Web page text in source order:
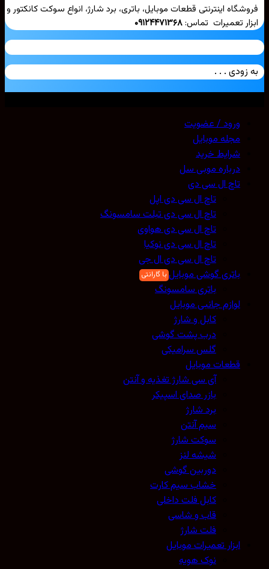
اینترنتی قطعات موبایل، باتری، برد شارژ، انواع سوکت کانکتور و
تعمیرات تماس:۰۹۱۲۴۴۷۱۳۶۸
زودی . . .
ورود / عضویت
مجله موبایل
شرایط خرید
درباره موبی سل
تاچ ال سی دی
تاچ ال سی دی اپل
تاچ ال سی دی تبلت سامسونگ
تاچ ال سی دی هواوی
تاچ ال سی دی نوکیا
تاچ ال سی دی ال جی
باتری گوشی موبایل
باتری سامسونگ
لوازم جانبی موبایل
کابل و شارژ
درب پشت گوشی
گلس سرامیکی
قطعات موبایل
آی سی شارژ تغذیه و آنتن
بازر صدای اسپیکر
برد شارژ
سیم آنتن
سوکت شارژ
شیشه لنز
دوربین گوشی
خشاب سیم کارت
کابل فلت داخلی
قاب و شاسی
فلت شارژ
ابزار تعمیرات موبایل
نوک هویه